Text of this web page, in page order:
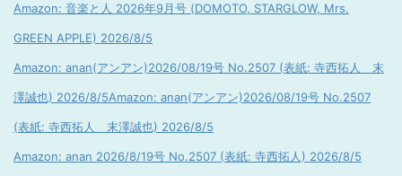
Amazon: 音楽と人 2026年9月号 (DOMOTO, STARGLOW, Mrs.
GREEN APPLE) 2026/8/5
Amazon: anan(アンアン)2026/08/19号 No.2507 (表紙: 寺西拓人 末
澤誠也) 2026/8/5Amazon: anan(アンアン)2026/08/19号 No.2507
(表紙: 寺西拓人 末澤誠也) 2026/8/5
Amazon: anan 2026/8/19号 No.2507 (表紙: 寺西拓人) 2026/8/5